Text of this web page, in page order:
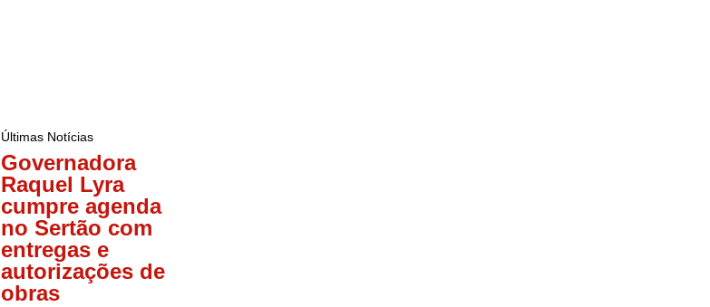
Últimas Notícias
Governadora
Raquel Lyra
cumpre agenda
no Sertão com
entregas e
autorizações de
obras